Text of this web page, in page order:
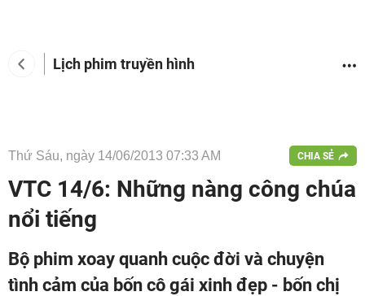
Lịch phim truyền hình
Thứ Sáu, ngày 14/06/2013 07:33 AM CHIA SẺ
VTC 14/6: Những nàng công chúa
nổi tiếng
Bộ phim xoay quanh cuộc đời và chuyện
tình cảm của bốn cô gái xinh đẹp - bốn chị